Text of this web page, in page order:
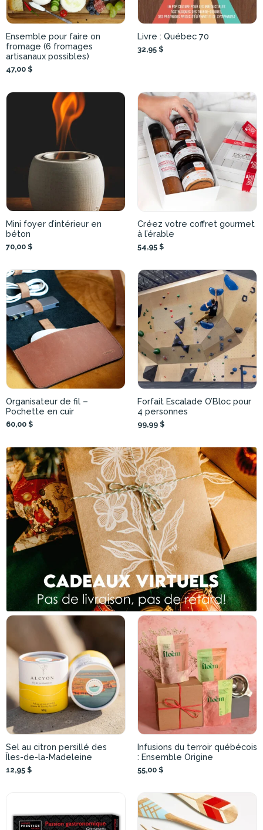
Ensemble pour faire on
fromage (6 fromages
artisanaux possibles)
47,00 $
Livre : Québec 70
32,95 $
Mini foyer d’intérieur en
béton
70,00 $
Créez votre coffret gourmet
à l’érable
54,95 $
Organisateur de fil –
Pochette en cuir
60,00 $
Forfait Escalade O’Bloc pour
4 personnes
99,99 $
Sel au citron persillé des
Îles-de-la-Madeleine
12,95 $
Infusions du terroir québécois
: Ensemble Origine
55,00 $